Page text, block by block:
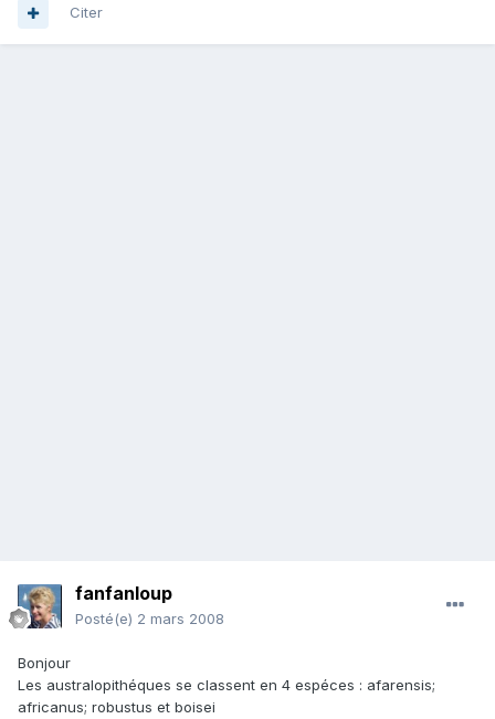
Citer
fanfanloup
Posté(e) 2 mars 2008
Bonjour
Les australopithéques se classent en 4 espéces : afarensis;
africanus; robustus et boisei